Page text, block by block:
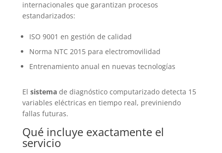
internacionales que garantizan procesos
estandarizados:
ISO 9001 en gestión de calidad
Norma NTC 2015 para electromovilidad
Entrenamiento anual en nuevas tecnologías
El sistemade diagnóstico computarizado detecta 15
variables eléctricas en tiempo real, previniendo
fallas futuras.
Qué incluye exactamente el
servicio